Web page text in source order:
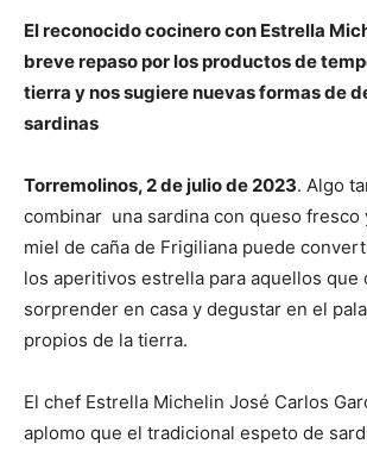
El reconocido cocinero con Estrella
breve repaso por los productos de
tierra y nos sugiere nuevas formas de
sardinas
Torremolinos, 2 de julio de 2023. Algo
combinar una sardina con queso fresco
miel de caña de Frigiliana puede
los aperitivos estrella para aquellos que
sorprender en casa y degustar en el
propios de la tierra.
El chef Estrella Michelin José Carlos
aplomo que el tradicional espeto de